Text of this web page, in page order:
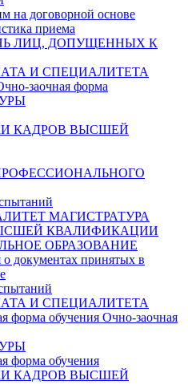
на договорной основе
приема
ЛИЦ, ДОПУЩЕННЫХ К
И СПЕЦИАЛИТЕТА
заочная форма
КАДРОВ ВЫСШЕЙ
МАГИСТРАТУРА
КВАЛИФИКАЦИИ
ОБРАЗОВАНИЕ
документах принятых в
И СПЕЦИАЛИТЕТА
форма обучения Очно-заочная
форма обучения
КАДРОВ ВЫСШЕЙ